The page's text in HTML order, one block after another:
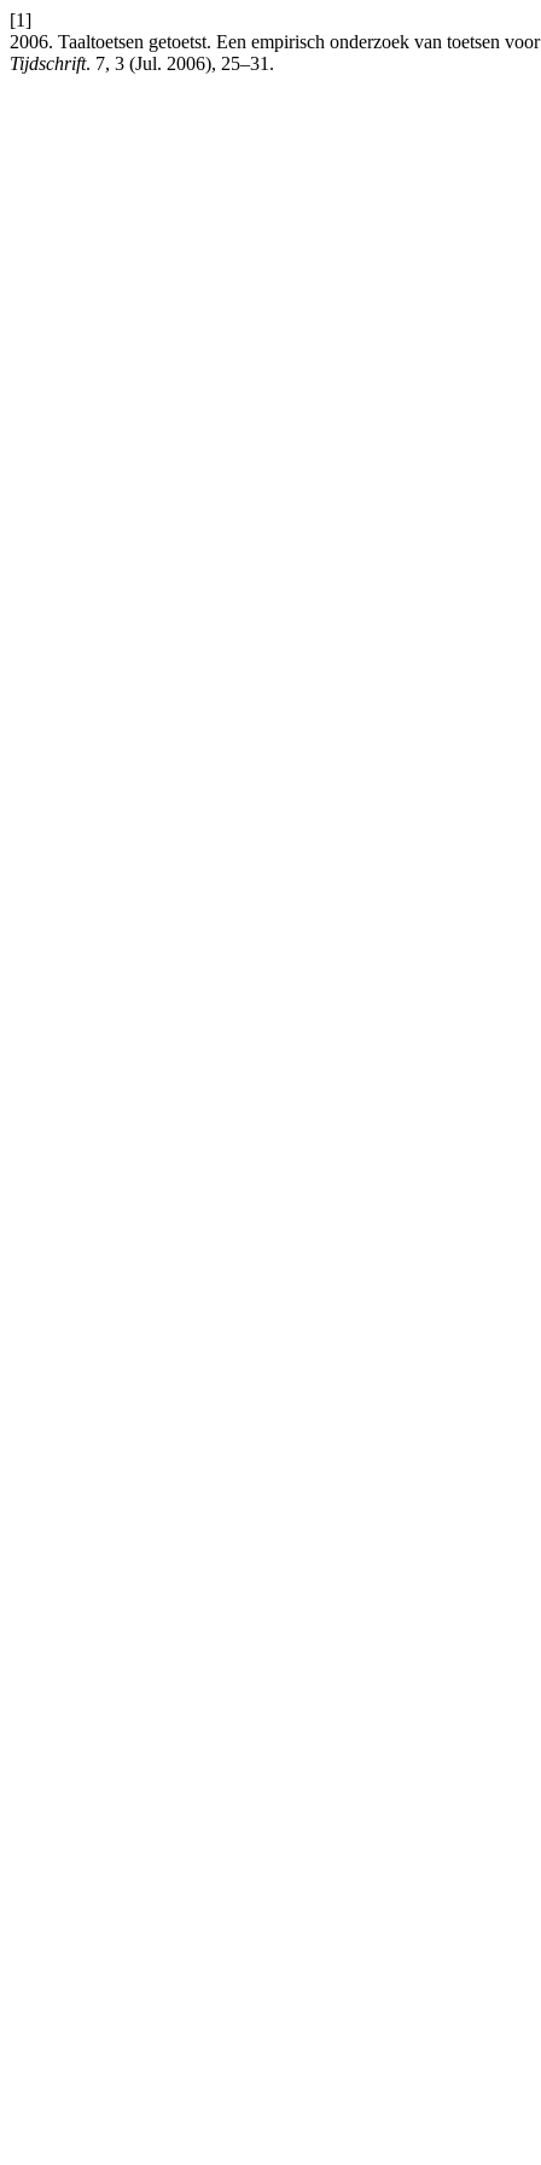
[1]
2006. Taaltoetsen getoetst. Een empirisch onderzoek van toetsen
Tijdschrift. 7, 3 (Jul. 2006), 25–31.